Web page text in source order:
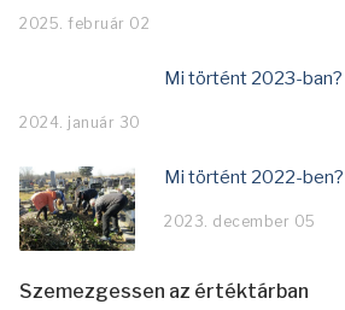
2025. február 02
Mi történt 2023-ban?
2024. január 30
Mi történt 2022-ben?
2023. december 05
Szemezgessen az értéktárban